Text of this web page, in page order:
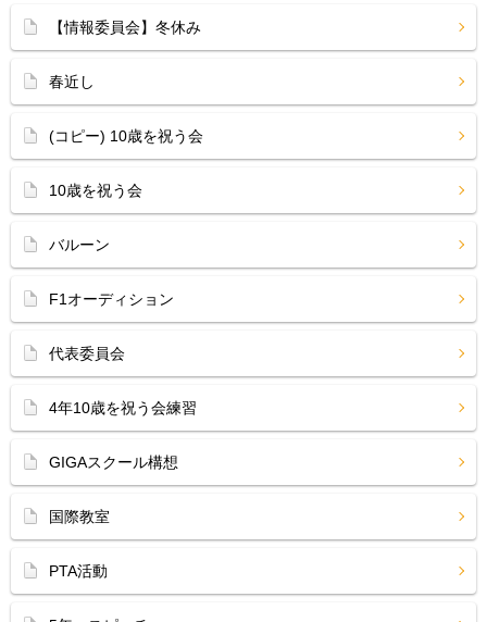
【情報委員会】冬休み
春近し
(コピー) 10歳を祝う会
10歳を祝う会
バルーン
F1オーディション
代表委員会
4年10歳を祝う会練習
GIGAスクール構想
国際教室
PTA活動